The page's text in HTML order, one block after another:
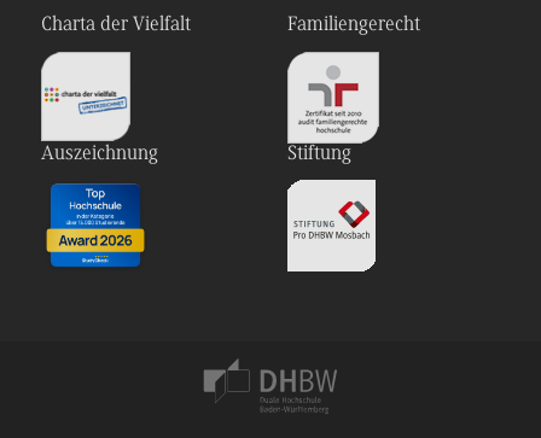
Charta der Vielfalt Familiengerecht
Auszeichnung Stiftung